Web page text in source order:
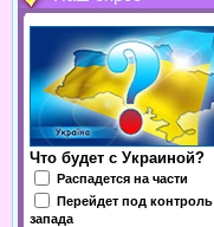
Что будет с Украиной?
Распадется на части
Перейдет под контроль
запада